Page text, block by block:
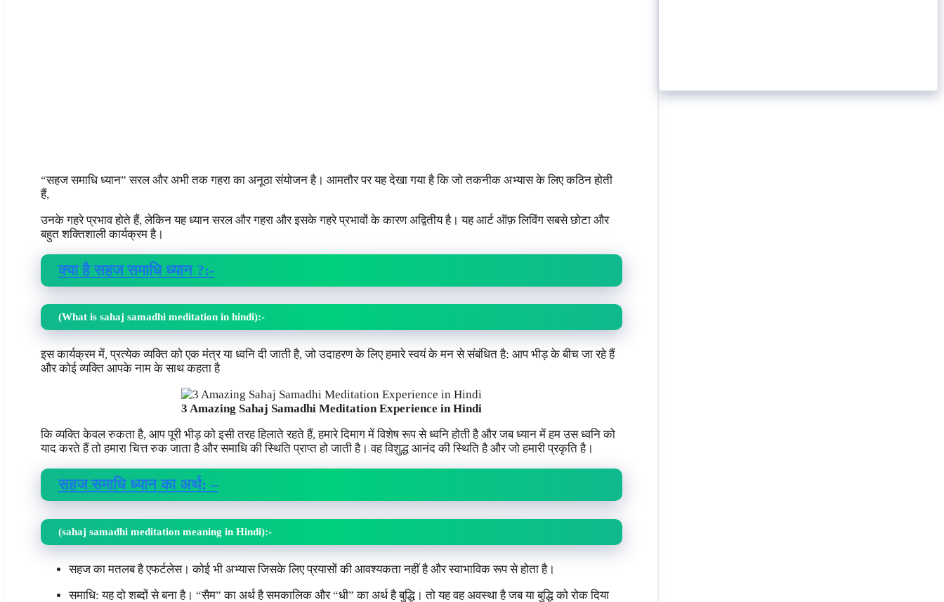
“सहज समाधि ध्यान” सरल और अभी तक गहरा का अनूठा संयोजन है। आमतौर पर यह देखा गया है कि जो तकनीक अभ्यास के लिए कठिन होती
हैं,
उनके गहरे प्रभाव होते हैं, लेकिन यह ध्यान सरल और गहरा और इसके गहरे प्रभावों के कारण अद्वितीय है। यह आर्ट ऑफ़ लिविंग सबसे छोटा और
बहुत शक्तिशाली कार्यक्रम है।
क्या है सहज समाधि ध्यान ?:-
(What is sahaj samadhi meditation in hindi):-
इस कार्यक्रम में, प्रत्येक व्यक्ति को एक मंत्र या ध्वनि दी जाती है, जो उदाहरण के लिए हमारे स्वयं के मन से संबंधित है: आप भीड़ के बीच जा रहे हैं
और कोई व्यक्ति आपके नाम के साथ कहता है
3 Amazing Sahaj Samadhi Meditation Experience in Hindi
कि व्यक्ति केवल रुकता है, आप पूरी भीड़ को इसी तरह हिलाते रहते हैं, हमारे दिमाग में विशेष रूप से ध्वनि होती है और जब ध्यान में हम उस ध्वनि को
याद करते हैं तो हमारा चित्त रुक जाता है और समाधि की स्थिति प्राप्त हो जाती है। वह विशुद्ध आनंद की स्थिति है और जो हमारी प्रकृति है।
सहज समाधि ध्यान का अर्थ: –
(sahaj samadhi meditation meaning in Hindi):-
सहज का मतलब है एफर्टलेस। कोई भी अभ्यास जिसके लिए प्रयासों की आवश्यकता नहीं है और स्वाभाविक रूप से होता है।
समाधि: यह दो शब्दों से बना है। “सैम” का अर्थ है समकालिक और “धी” का अर्थ है बुद्धि। तो यह वह अवस्था है जब या बुद्धि को रोक दिया